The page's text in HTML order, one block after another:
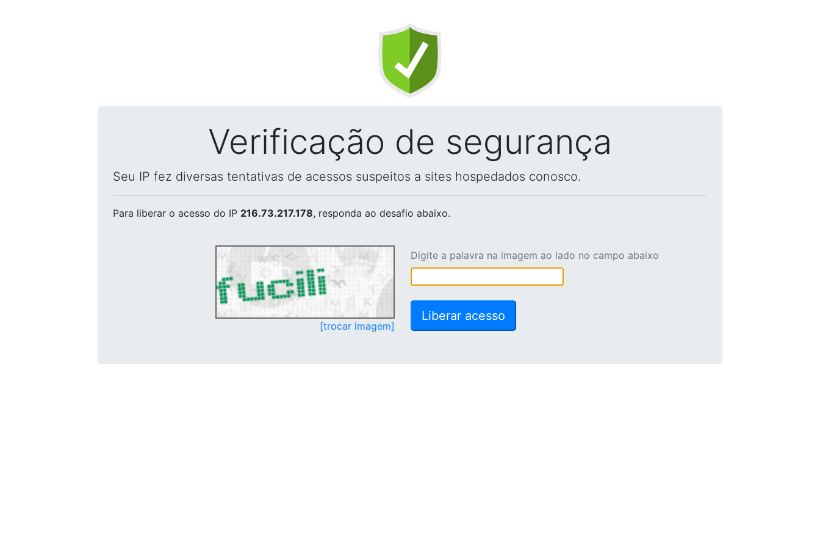
Verificação de segurança
Seu IP fez diversas tentativas de acessos suspeitos a sites hospedados conosco.
Para liberar o acesso do IP 216.73.217.178, responda ao desafio abaixo.
[trocar imagem]
Digite a palavra na imagem ao lado no campo abaixo